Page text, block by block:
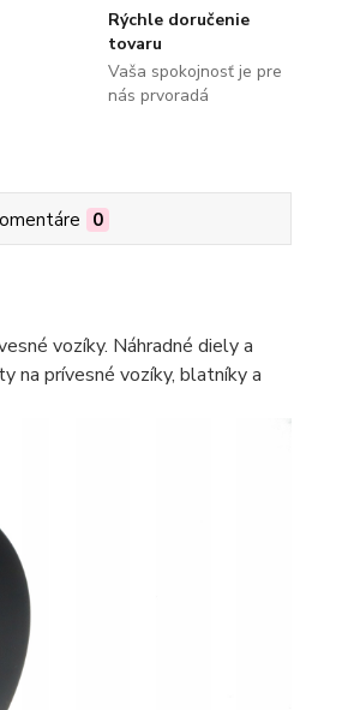
Rýchle doručenie
tovaru
Vaša spokojnosť je pre
nás prvoradá
0
vozíky. Náhradné diely a
na prívesné vozíky, blatníky a